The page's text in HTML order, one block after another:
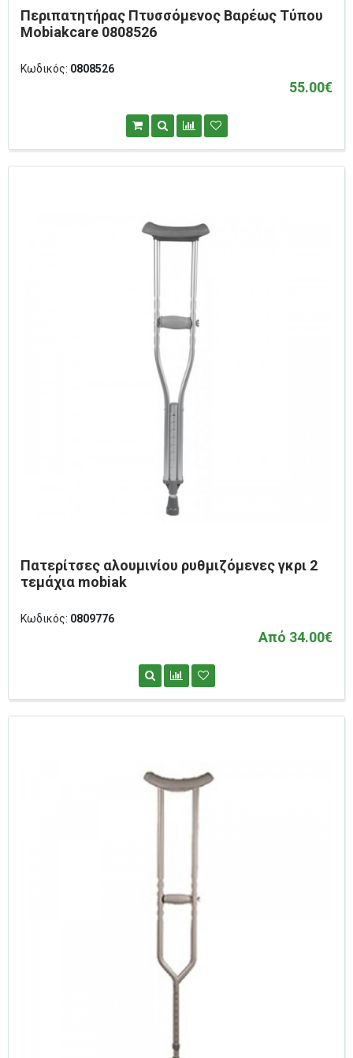
Περιπατητήρας Πτυσσόμενος Βαρέως Τύπου
Mobiakcare 0808526
Κωδικός: 0808526
55.00€
Πατερίτσες αλουμινίου ρυθμιζόμενες γκρι 2
τεμάχια mobiak
Κωδικός: 0809776
Από 34.00€